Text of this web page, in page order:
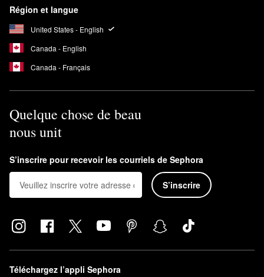
Région et langue
United States - English
Canada - English
Canada - Français
Quelque chose de beau
nous unit
S’inscrire pour recevoir les courriels de Sephora
S’inscrire
Téléchargez l’appli Sephora